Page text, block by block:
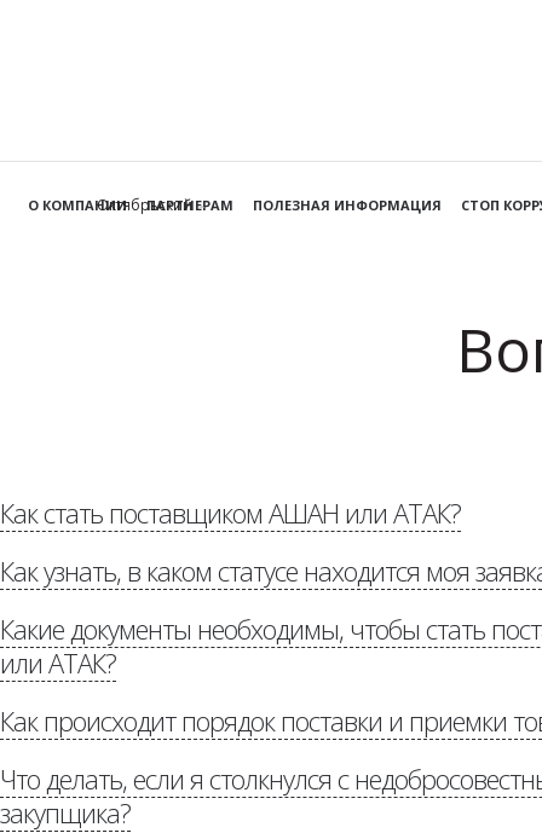
Октябрьский
О КОМПАНИИ ПАРТНЕРАМ ПОЛЕЗНАЯ ИНФОРМАЦИЯ СТОП
Как стать поставщиком АШАН или АТАК?
«Потенциальным
Как узнать, в каком статусе находится моя
Какие документы необходимы, чтобы стать
или АТАК?
«Потенциальным поставщикам»
Как происходит порядок поставки и приемки
доставке»
Что делать, если я столкнулся с
закупщика?